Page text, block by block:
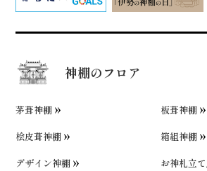
神棚のフロア
茅葺神棚
板葺神棚
桧皮葺神棚
箱組神棚
デザイン神棚
お神札立